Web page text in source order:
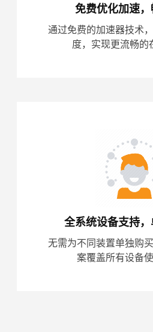
免费优化加速
通过免费的加速器技术
度，实现更流畅的
全系统设备支持，
无需为不同装置单独购
案覆盖所有设备使